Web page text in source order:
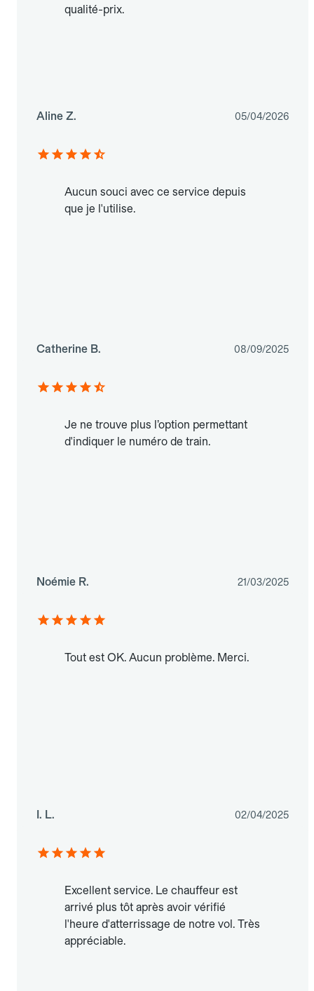
qualité-prix.
Aline Z. 05/04/2026
Aucun souci avec ce service depuis
que je l'utilise.
Catherine B. 08/09/2025
Je ne trouve plus l’option permettant
d'indiquer le numéro de train.
Noémie R. 21/03/2025
Tout est OK. Aucun problème. Merci.
I. L. 02/04/2025
Excellent service. Le chauffeur est
arrivé plus tôt après avoir vérifié
l'heure d'atterrissage de notre vol. Très
appréciable.